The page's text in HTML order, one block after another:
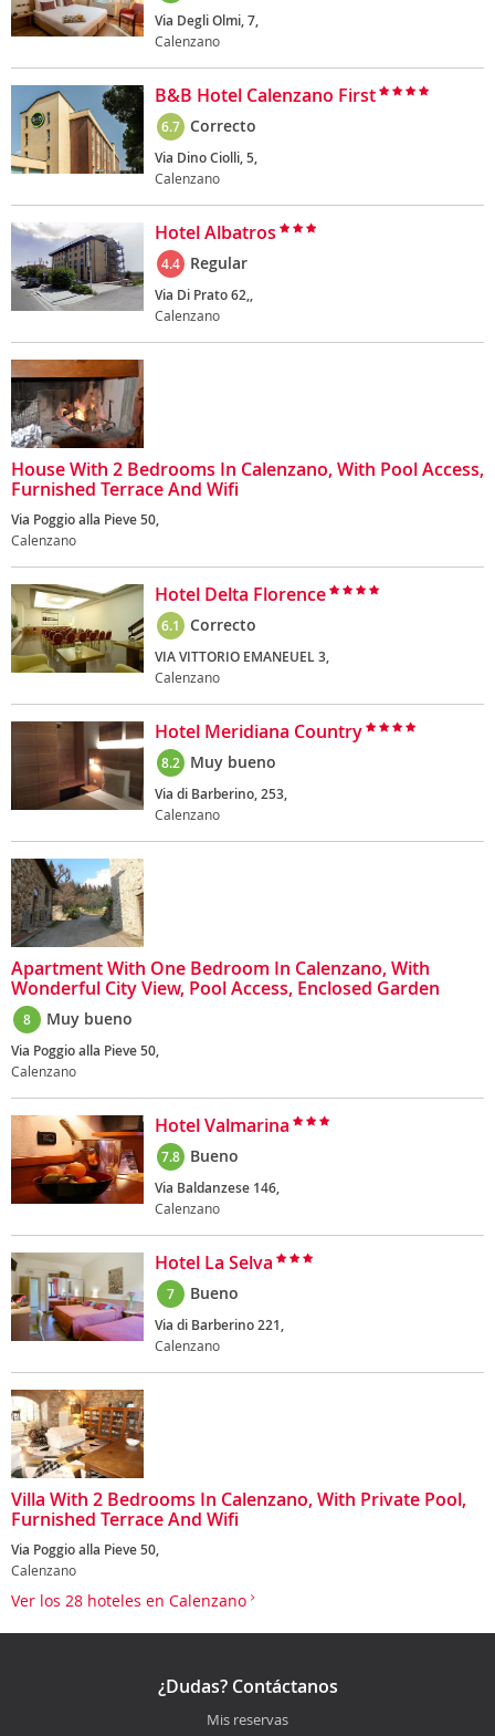
Via Degli Olmi, 7,
Calenzano
B&B Hotel Calenzano First
6.7 Correcto
Via Dino Ciolli, 5,
Calenzano
Hotel Albatros
4.4 Regular
Via Di Prato 62,,
Calenzano
House With 2 Bedrooms In Calenzano, With Pool Access,
Furnished Terrace And Wifi
Via Poggio alla Pieve 50,
Calenzano
Hotel Delta Florence
6.1 Correcto
VIA VITTORIO EMANEUEL 3,
Calenzano
Hotel Meridiana Country
8.2 Muy bueno
Via di Barberino, 253,
Calenzano
Apartment With One Bedroom In Calenzano, With
Wonderful City View, Pool Access, Enclosed Garden
8 Muy bueno
Via Poggio alla Pieve 50,
Calenzano
Hotel Valmarina
7.8 Bueno
Via Baldanzese 146,
Calenzano
Hotel La Selva
7 Bueno
Via di Barberino 221,
Calenzano
Villa With 2 Bedrooms In Calenzano, With Private Pool,
Furnished Terrace And Wifi
Via Poggio alla Pieve 50,
Calenzano
Ver los 28 hoteles en Calenzano
¿Dudas? Contáctanos
Mis reservas